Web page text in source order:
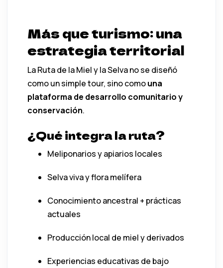
Más que turismo: una
estrategia territorial
La Ruta de la Miel y la Selva no se diseñó
como un simple tour, sino comouna
plataforma de desarrollo comunitario y
conservación.
¿Qué integra la ruta?
Meliponarios y apiarios locales
Selva viva y flora melífera
Conocimiento ancestral + prácticas
actuales
Producción local de miel y derivados
Experiencias educativas de bajo